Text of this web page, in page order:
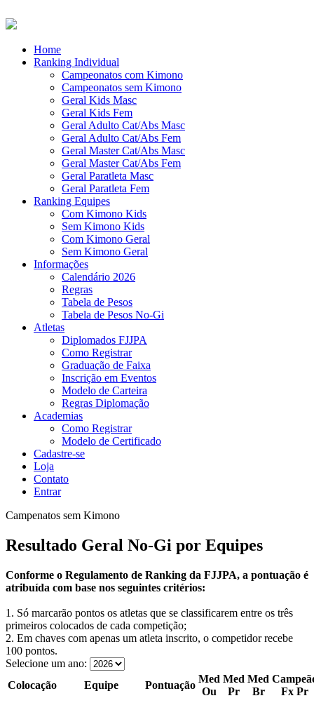
Home
Ranking Individual
Campeonatos com Kimono
Campeonatos sem Kimono
Geral Kids Masc
Geral Kids Fem
Geral Adulto Cat/Abs Masc
Geral Adulto Cat/Abs Fem
Geral Master Cat/Abs Masc
Geral Master Cat/Abs Fem
Geral Paratleta Masc
Geral Paratleta Fem
Ranking Equipes
Com Kimono Kids
Sem Kimono Kids
Com Kimono Geral
Sem Kimono Geral
Informações
Calendário 2026
Regras
Tabela de Pesos
Tabela de Pesos No-Gi
Atletas
Diplomados FJJPA
Como Registrar
Graduação de Faixa
Inscrição em Eventos
Modelo de Carteira
Regras Diplomação
Academias
Como Registrar
Modelo de Certificado
Cadastre-se
Loja
Contato
Entrar
Campenatos sem Kimono
Resultado Geral No-Gi por Equipes
Conforme o Regulamento de Ranking da FJJPA, a pontuação é
atribuída com base nos seguintes critérios:
1. Só marcarão pontos os atletas que se classificarem entre os três
primeiros colocados de cada competição;
2. Em chaves com apenas um atleta inscrito, o competidor recebe
100 pontos.
Selecione um ano:
Colocação
Equipe Pontuação
Med
Ou
Med
Pr
Med
Br
Fx Pr